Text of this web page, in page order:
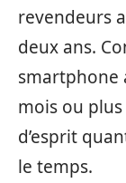
revendeurs
deux ans.
smartphone
mois ou
d’esprit
le temps.